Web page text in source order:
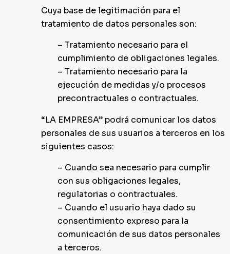
Cuya base de legitimación para el
tratamiento de datos personales son:
– Tratamiento necesario para el
cumplimiento de obligaciones legales.
– Tratamiento necesario para la
ejecución de medidas y/o procesos
precontractuales o contractuales.
“LA EMPRESA” podrá comunicar los datos
personales de sus usuarios a terceros en los
siguientes casos:
– Cuando sea necesario para cumplir
con sus obligaciones legales,
regulatorias o contractuales.
– Cuando el usuario haya dado su
consentimiento expreso para la
comunicación de sus datos personales
a terceros.